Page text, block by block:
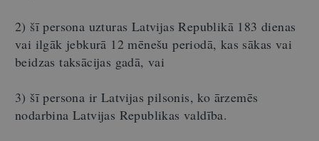
2) šī persona uzturas Latvijas Republikā 183 dienas
vai ilgāk jebkurā 12 mēnešu periodā, kas sākas vai
beidzas taksācijas gadā, vai
3) šī persona ir Latvijas pilsonis, ko ārzemēs
nodarbina Latvijas Republikas valdība.